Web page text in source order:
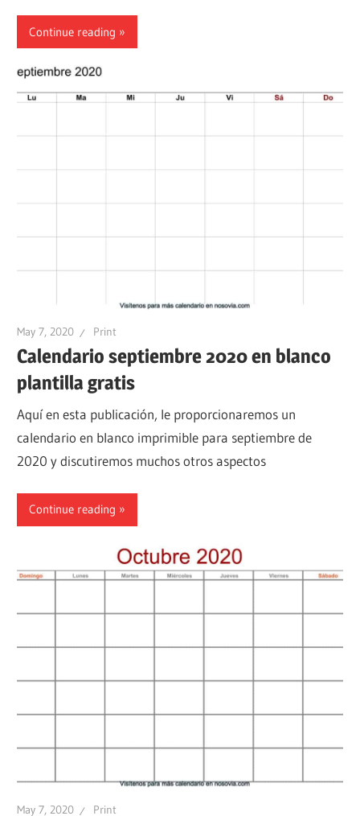
Continue reading
May 7, 2020 Print
Calendario septiembre 2020 en blanco
plantilla gratis
Aquí en esta publicación, le proporcionaremos un
calendario en blanco imprimible para septiembre de
2020 y discutiremos muchos otros aspectos
Continue reading
May 7, 2020 Print